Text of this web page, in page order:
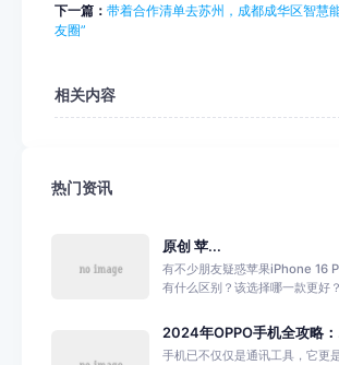
下一篇： 带着合作清单去苏州，成都成华区智慧
友圈”
相关内容
热门资讯
原创 苹...
有不少朋友疑惑苹果iPhone 16
有什么区别？该选择哪一款更好
2024年OPPO手机全攻略
手机已不仅仅是通讯工具，它更